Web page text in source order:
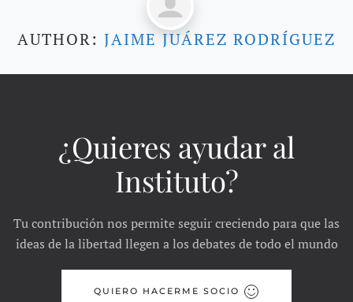
AUTHOR: JAIME JUÁREZ RODRÍGUEZ
¿Quieres ayudar al
Instituto?
Tu contribución nos permite seguir creciendo para que las
ideas de la libertad llegen a los debates de todo el mundo
QUIERO HACERME SOCIO